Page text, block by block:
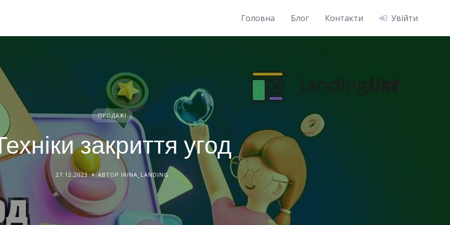
Головна Блог Контакти Увійти
ПРОДАЖІ
закриття угод
27.12.2023 АВТОР IRINA_LANDING